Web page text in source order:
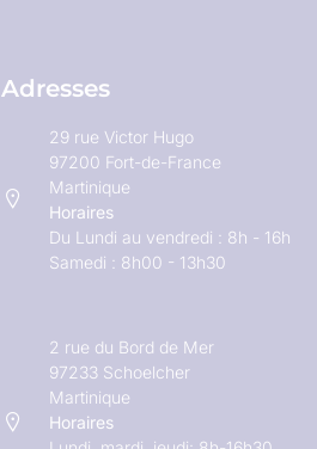
Adresses
29 rue Victor Hugo
97200 Fort-de-France
Martinique
Horaires
Du Lundi au vendredi : 8h - 16h
Samedi : 8h00 - 13h30
2 rue du Bord de Mer
97233 Schoelcher
Martinique
Horaires